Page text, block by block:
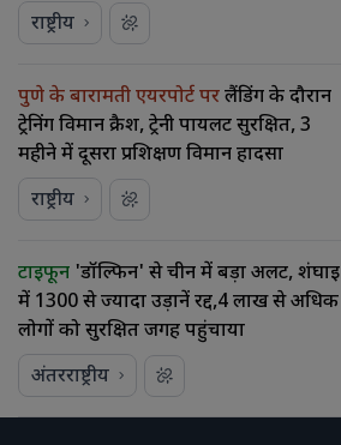
राष्ट्रीय
पुणे के बारामती एयरपोर्ट परलैंडिंग के दौरान
ट्रेनिंग विमान क्रैश, ट्रेनी पायलट सुरक्षित, 3
महीने में दूसरा प्रशिक्षण विमान हादसा
राष्ट्रीय
टाइफून 'डॉल्फिन' से चीन में बड़ा अलर्ट, शंघाई
में 1300 से ज्यादा उड़ानें रद्द,4 लाख से अधिक
लोगों को सुरक्षित जगह पहुंचाया
अंतरराष्ट्रीय